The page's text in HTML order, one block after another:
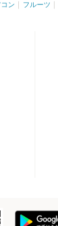
ン フルーツ